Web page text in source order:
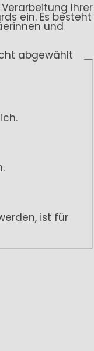
Ihrer
ein. Es besteht
und
abgewählt
ist für